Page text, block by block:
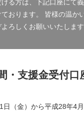
る方は、下記口座にて
おります。 皆様の温か
ろしくお願いいたします
・支援金受付口
日（金）から平成28年4月